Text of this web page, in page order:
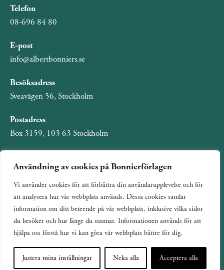
Användning av cookies på Bonnierförlagen
Vi använder cookies för att förbättra din användarupplevelse och för
att analysera hur vår webbplats används. Dessa cookies samlar
information om ditt beteende på vår webbplats, inklusive vilka sidor
du besöker och hur länge du stannar. Informationen används för att
hjälpa oss förstå hur vi kan göra vår webbplats bättre för dig.
Justera mina inställningar Neka alla Acceptera alla
Telefon
08-696 84 80
E-post
info@albertbonniers.se
Besöksadress
Sveavägen 56, Stockholm
Postadress
Box 3159, 103 63 Stockholm
Om Bonnierförlagen
Cookies
Integritetspolicy